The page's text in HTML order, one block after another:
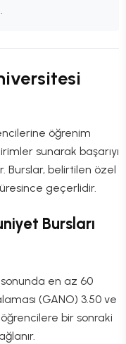
öğrenim
sunarak başarıyı
belirtilen özel
geçerlidir.
Bursları
sonunda en az 60
(GANO) 3.50 ve
bir sonraki